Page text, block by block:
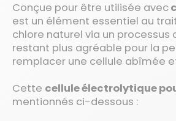
Conçue pour être utilisée avec
est un élément essentiel au
chlore naturel via un
restant plus agréable pour la
remplacer une cellule abîmée
Cette cellule électrolytique
mentionnés ci-dessous :